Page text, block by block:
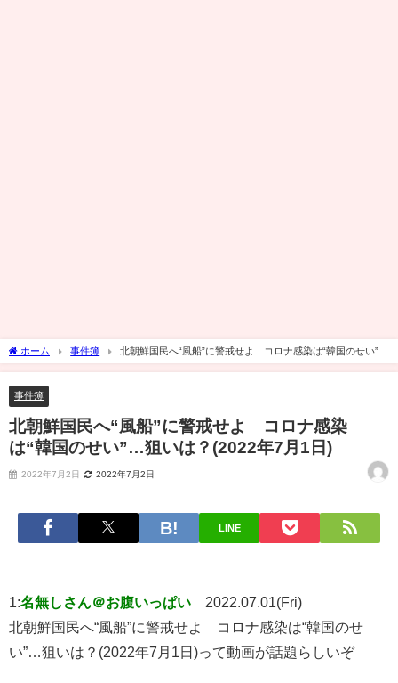
ホーム 事件簿
北朝鮮国民へ“風船”に警戒せよ コロナ感染は“韓国のせい”…
狙いは？(2022年7月1日)
事件簿
北朝鮮国民へ“風船”に警戒せよ コロナ感染
は“韓国のせい”…狙いは？(2022年7月1日)
2022年7月2日 2022年7月2日
LINE
1:名無しさん＠お腹いっぱい
2022.07.01(Fri)
北朝鮮国民へ“風船”に警戒せよ コロナ感染は“韓国のせ
い”…狙いは？(2022年7月1日)って動画が話題らしいぞ